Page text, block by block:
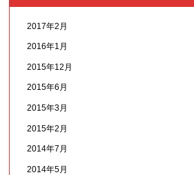
2017年2月
2016年1月
2015年12月
2015年6月
2015年3月
2015年2月
2014年7月
2014年5月